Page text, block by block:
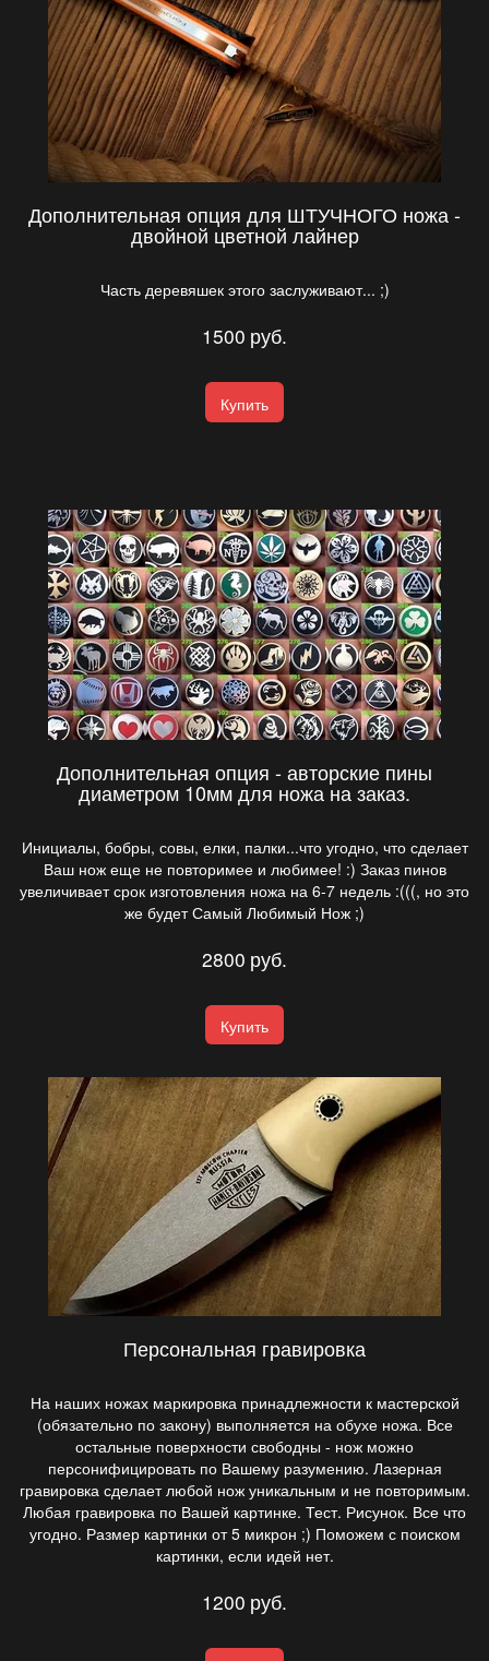
Дополнительная опция для ШТУЧНОГО ножа -
двойной цветной лайнер
Часть деревяшек этого заслуживают... ;)
1500 руб.
Купить
Дополнительная опция - авторские пины
диаметром 10мм для ножа на заказ.
Инициалы, бобры, совы, елки, палки...что угодно, что сделает
Ваш нож еще не повторимее и любимее! :) Заказ пинов
увеличивает срок изготовления ножа на 6-7 недель :(((, но это
же будет Самый Любимый Нож ;)
2800 руб.
Купить
Персональная гравировка
На наших ножах маркировка принадлежности к мастерской
(обязательно по закону) выполняется на обухе ножа. Все
остальные поверхности свободны - нож можно
персонифицировать по Вашему разумению. Лазерная
гравировка сделает любой нож уникальным и не повторимым.
Любая гравировка по Вашей картинке. Тест. Рисунок. Все что
угодно. Размер картинки от 5 микрон ;) Поможем с поиском
картинки, если идей нет.
1200 руб.